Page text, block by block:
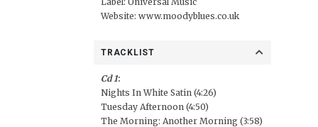
Website: www.moodyblues.co.uk
TRACKLIST
Cd 1:
Nights In White Satin (4:26)
Tuesday Afternoon (4:50)
The Morning: Another Morning (3:58)